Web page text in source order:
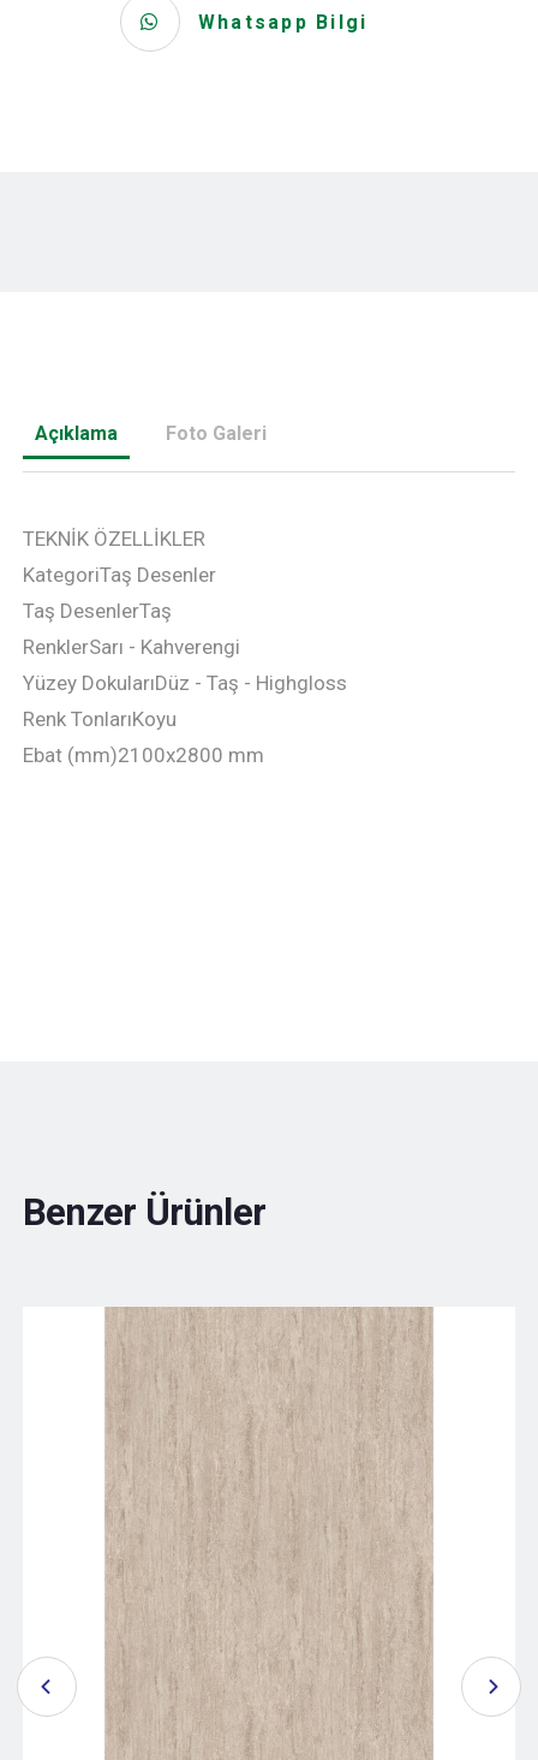
Whatsapp Bilgi
Açıklama Foto Galeri
TEKNİK ÖZELLİKLER
KategoriTaş Desenler
Taş DesenlerTaş
RenklerSarı - Kahverengi
Yüzey DokularıDüz - Taş - Highgloss
Renk TonlarıKoyu
Ebat (mm)2100x2800 mm
Benzer Ürünler